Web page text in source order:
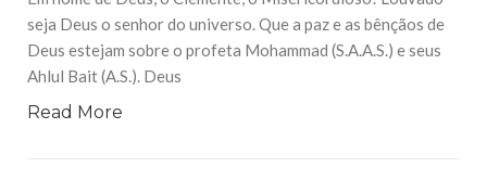
seja Deus o senhor do universo. Que a paz e as bênçãos de
Deus estejam sobre o profeta Mohammad (S.A.A.S.) e seus
Ahlul Bait (A.S.). Deus
Read More